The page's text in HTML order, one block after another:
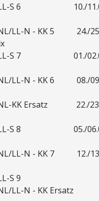
LL-S 6 10./
NL/LL-N - KK 5 24./
LL-S 7 01./
NL/LL-N - KK 6 08./
NL-KK Ersatz 22./
LL-S 8 05./
NL/LL-N - KK 7 12./
S 9
LL-N - KK Ersatz